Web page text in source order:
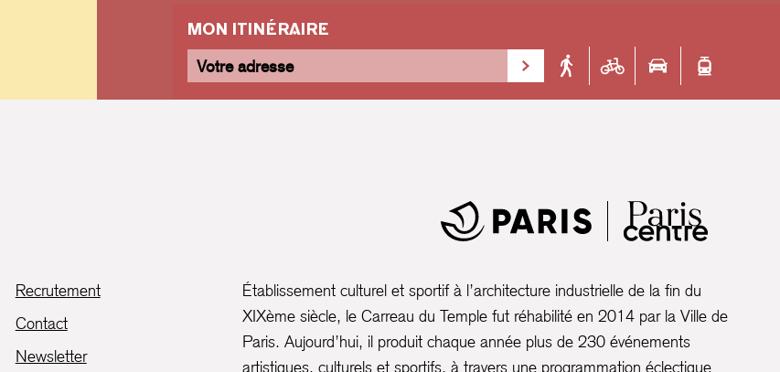
MON ITINÉRAIRE
Recrutement
Contact
Newsletter
Établissement culturel et sportif à l’architecture industrielle de la fin du
XIXème siècle, le Carreau du Temple fut réhabilité en 2014 par la Ville de
Paris. Aujourd’hui, il produit chaque année plus de 230 événements
artistiques, culturels et sportifs, à travers une programmation éclectique